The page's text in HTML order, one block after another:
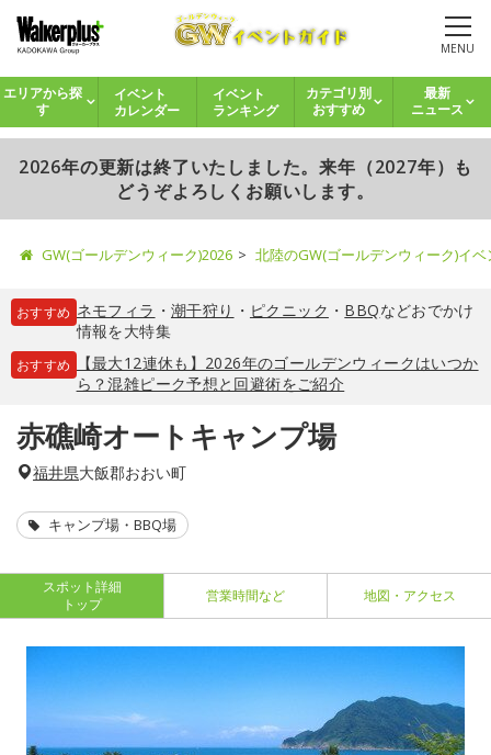
MENU
エリアから探
す
イベント
カレンダー
イベント
ランキング
カテゴリ別
おすすめ
最新
ニュース
2026年の更新は終了いたしました。来年（2027年）も
どうぞよろしくお願いします。
GW(ゴールデンウィーク)2026 北陸のGW(ゴールデンウィーク)イ
おすすめ ネモフィラ ・ 潮干狩り ・ ピクニック ・ BBQなどおでかけ
情報を大特集
おすすめ
【最大12連休も】2026年のゴールデンウィークはいつか
ら？混雑ピーク予想と回避術をご紹介
赤礁崎オートキャンプ場
福井県大飯郡おおい町
キャンプ場・BBQ場
スポット詳細
トップ
営業時間など 地図・アクセス